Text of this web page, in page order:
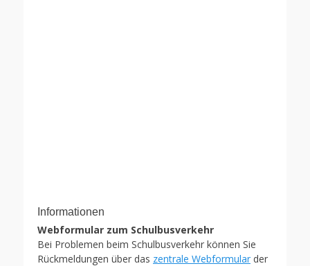
Informationen
Webformular zum Schulbusverkehr
Bei Problemen beim Schulbusverkehr können Sie
Rückmeldungen über das zentrale Webformular der